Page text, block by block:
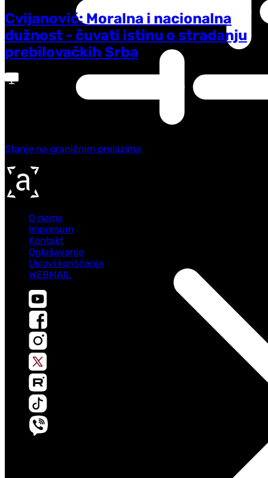
Quality
Cvijanović: Moralna i nacionalna
dužnost - čuvati istinu o stradanju
prebilovačkih Srba
Trenutno na programu
Stanje na graničnim prelazima
O nama
Impresum
Kontakt
Oglašavanje
Uslovi korišćenja
WEBMAIL